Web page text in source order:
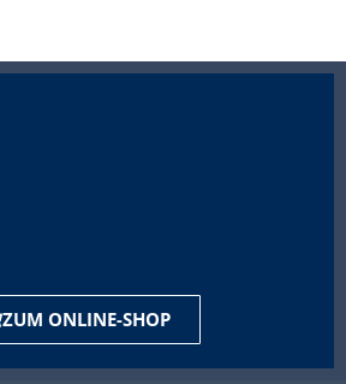
ZUM ONLINE-SHOP